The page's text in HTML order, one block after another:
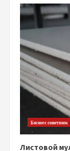
Бизнес советник
Листовой